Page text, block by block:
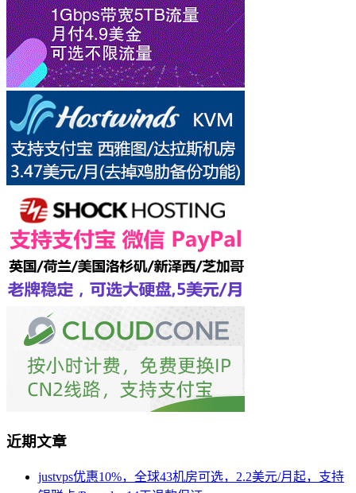
近期文章
justvps优惠10%，全球43机房可选，2.2美元/月起，支持